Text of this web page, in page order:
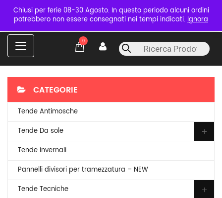
Chiusi per ferie 08-30 Agosto. In questo periodo alcuni ordini
potrebbero non essere consegnati nei tempi indicati. Ignora
Products
search
0
C
a
t
g
o
i
e
CATEGORIE
Tende Antimosche
Tende Da sole
Tende invernali
Pannelli divisori per tramezzatura – NEW
Tende Tecniche